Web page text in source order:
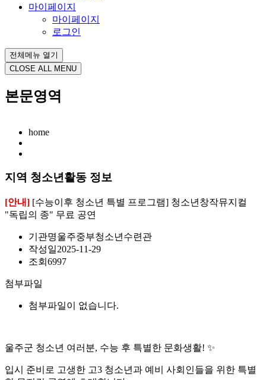
마이페이지
마이페이지
로그인
전체메뉴 열기
CLOSE ALL MENU
본문영역
home
지역 청소년활동 정보
[안내] [수능이후 청소년 특별 프로그램] 청소년창작뮤지컬
"독립의 종" 무료 공연
기관명울주중부청소년수련관
작성일2025-11-29
조회 6997
첨부파일
첨부파일이 없습니다.
울주군 청소년 여러분, 수능 후 특별한 문화생활! ✨
입시 준비로 고생한 고3 청소년과 예비 사회인들을 위한 특별